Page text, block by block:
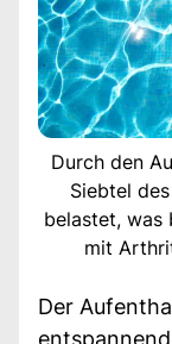
Durch den
Siebtel
belastet, was
mit
Der